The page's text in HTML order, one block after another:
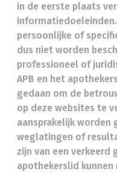
in de eerste plaats
persoonlijke of
dus niet worden
professioneel of
APB en het
gedaan om de
op deze websites te
aansprakelijk
weglatingen of
zijn van een verkeerd
apothekerslid